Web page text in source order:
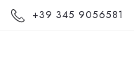
+39 345 9056581